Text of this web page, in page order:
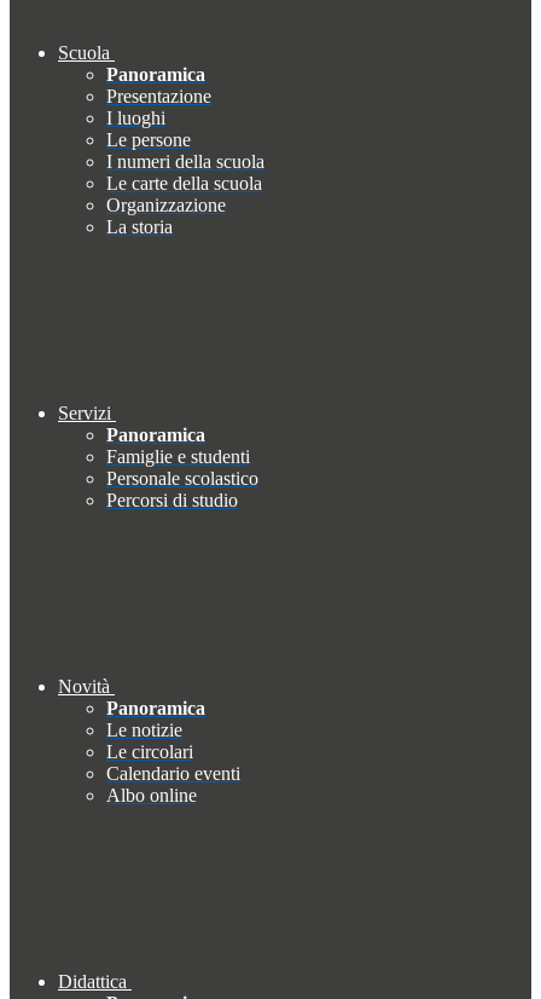
Scuola
Panoramica
Presentazione
I luoghi
Le persone
I numeri della scuola
Le carte della scuola
Organizzazione
La storia
Servizi
Panoramica
Famiglie e studenti
Personale scolastico
Percorsi di studio
Novità
Panoramica
Le notizie
Le circolari
Calendario eventi
Albo online
Didattica